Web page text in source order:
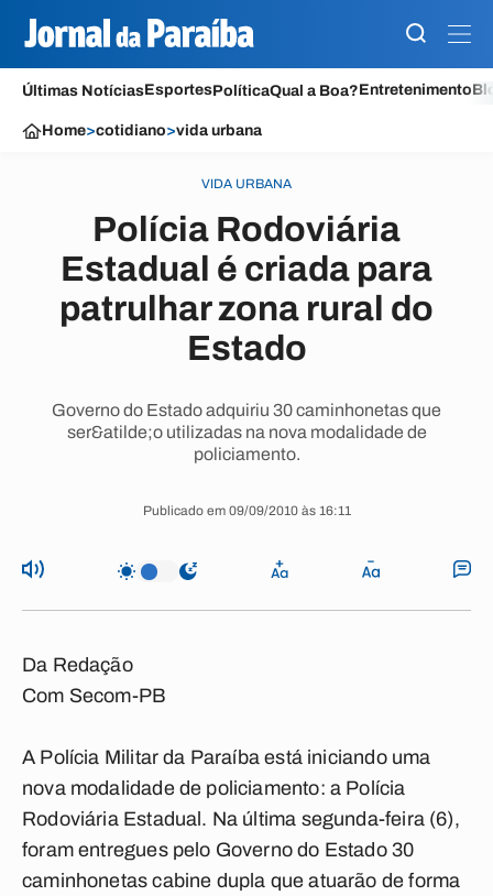
Últimas NotíciasEsportesPolíticaQual a Boa?Entretenimento
Home>cotidiano>vida urbana
VIDA URBANA
Polícia Rodoviária
Estadual é criada para
patrulhar zona rural do
Estado
Governo do Estado adquiriu 30 caminhonetas que
ser&atilde;o utilizadas na nova modalidade de
policiamento.
Publicado em 09/09/2010 às 16:11
Da Redação
Com Secom-PB
A Polícia Militar da Paraíba está iniciando uma
nova modalidade de policiamento: a Polícia
Rodoviária Estadual. Na última segunda-feira (6),
foram entregues pelo Governo do Estado 30
caminhonetas cabine dupla que atuarão de forma